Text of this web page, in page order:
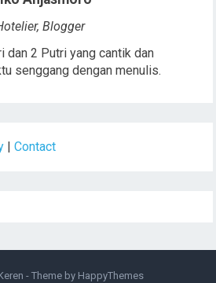
Blogger
dan 2 Putri yang cantik dan
senggang dengan menulis.
|Contact
- Theme by HappyThemes